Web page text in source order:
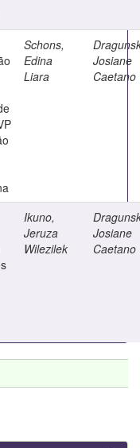
Schons,
Edina
Liara
Josiane
Caetano
Ikuno,
Jeruza
Wilezilek
Josiane
Caetano